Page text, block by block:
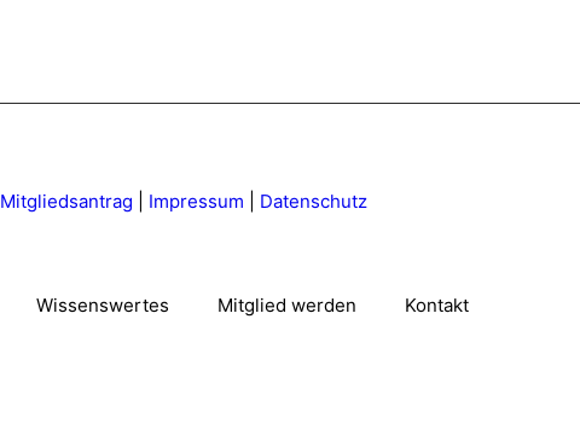
Mitgliedsantrag Impressum Datenschutz
Wissenswertes Mitglied werden Kontakt